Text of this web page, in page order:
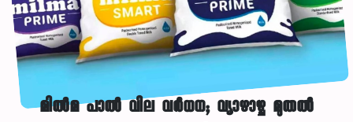
മിൽമ പാൽ വില വർധന; വ്യാഴാഴ്ച മുതൽ